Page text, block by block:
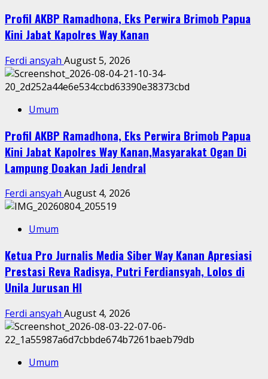
Profil AKBP Ramadhona, Eks Perwira Brimob Papua
Kini Jabat Kapolres Way Kanan
Ferdi ansyah August 5, 2026
Umum
Profil AKBP Ramadhona, Eks Perwira Brimob Papua
Kini Jabat Kapolres Way Kanan,Masyarakat Ogan Di
Lampung Doakan Jadi Jendral
Ferdi ansyah August 4, 2026
Umum
Ketua Pro Jurnalis Media Siber Way Kanan Apresiasi
Prestasi Reva Radisya, Putri Ferdiansyah, Lolos di
Unila Jurusan HI
Ferdi ansyah August 4, 2026
Umum